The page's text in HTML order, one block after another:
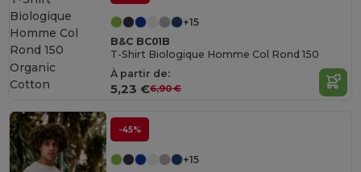
+15
B&C BC01B
T-Shirt Biologique Homme Col Rond 150
À partir de:
5,23 €6,90 €
Organic
Cotton
-45%
+15